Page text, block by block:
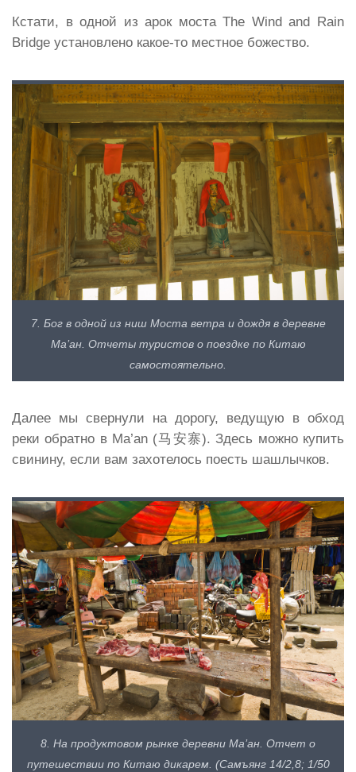
Кстати, в одной из арок моста The Wind and Rain
Bridge установлено какое-то местное божество.
7. Бог в одной из ниш Моста ветра и дождя в деревне
Ма’ан. Отчеты туристов о поездке по Китаю
самостоятельно.
Далее мы свернули на дорогу, ведущую в обход
реки обратно в Ma’an (马安寨). Здесь можно купить
свинину, если вам захотелось поесть шашлычков.
8. На продуктовом рынке деревни Ма’ан. Отчет о
путешествии по Китаю дикарем. (Самъянг 14/2,8; 1/50